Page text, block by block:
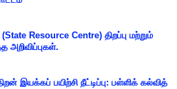
Resource Centre) திறப்பு மற்றும்
அறிவிப்புகள்.
இயக்கப் பயிற்சி நீட்டிப்பு: பள்ளிக் கல்வித்